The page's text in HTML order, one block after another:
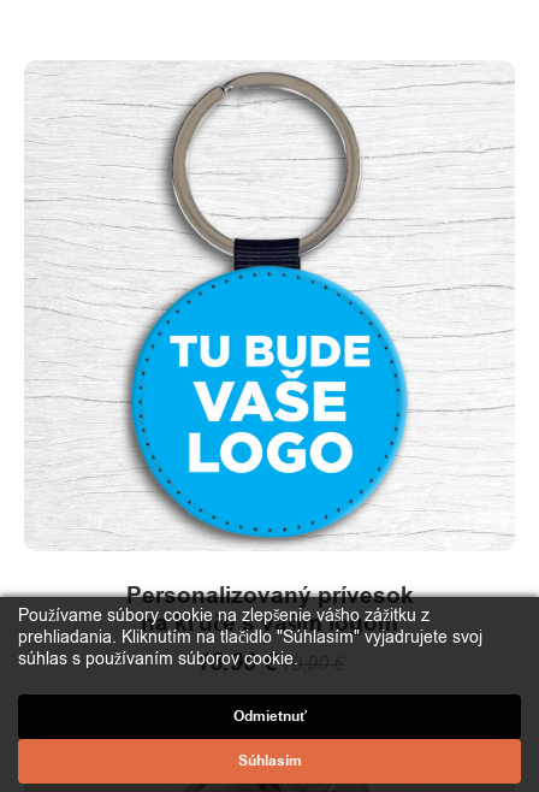
product
has
multiple
variants.
The
options
may
be
on
the
product
page
Personalizovaný prívesok
na kľúče s vaším logom
18.90€19.90
This
product
has
Používame súbory cookie na zlepšenie vášho zážitku z
prehliadania. Kliknutím na tlačidlo "Súhlasím" vyjadrujete svoj
súhlas s používaním súborov cookie.
Odmietnuť
Súhlasím